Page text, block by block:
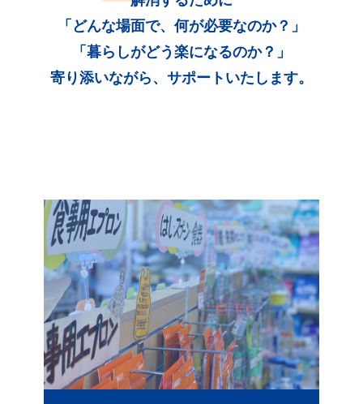
「どんな場面で、何が必要なのか？」
「暮らしがどう楽になるのか？」
寄り添いながら、サポートいたします。